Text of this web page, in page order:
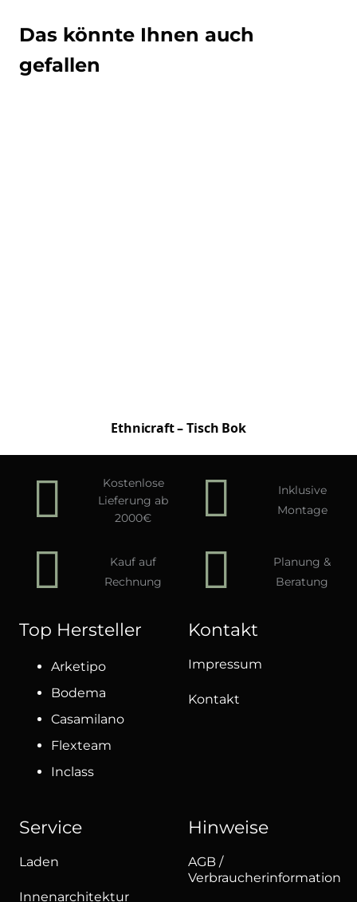
Das könnte Ihnen auch
gefallen
Ethnicraft – Tisch Bok
Kostenlose
Lieferung ab
2000€
Inklusive
Montage
Kauf auf
Rechnung
Planung &
Beratung
Top Hersteller
Arketipo
Bodema
Casamilano
Flexteam
Inclass
Kontakt
Impressum
Kontakt
Service
Laden
Innenarchitektur
Hinweise
AGB /
Verbraucherinformation